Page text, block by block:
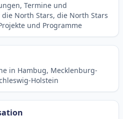
Termine und
North Stars, die North Stars
und Programme
in Hambug, Mecklenburg-
Holstein